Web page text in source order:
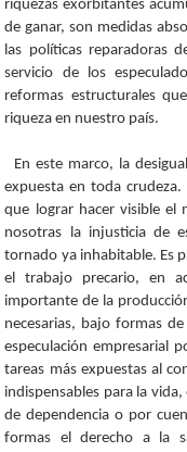
riquezas exorbitantes
de ganar, son medidas
las políticas reparadoras
servicio de los
reformas estructurales
riqueza en nuestro país.
En este marco, la
expuesta en toda
que lograr hacer visible el
nosotras la injusticia de
tornado ya inhabitable. Es
el trabajo precario, en
importante de la
necesarias, bajo formas
especulación empresarial
tareas más expuestas al
indispensables para la
de dependencia o por
formas el derecho a la